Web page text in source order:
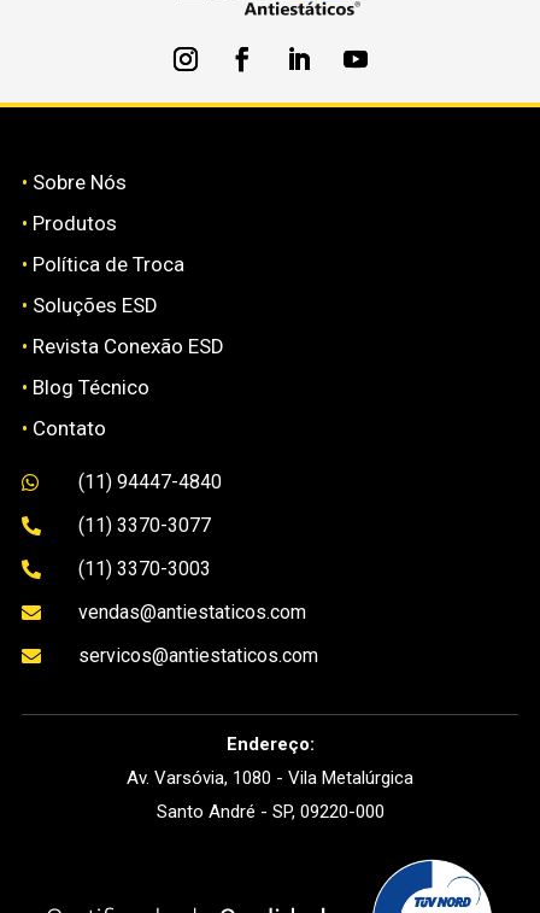
• Sobre Nós
• Produtos
• Política de Troca
• Soluções ESD
• Revista Conexão ESD
• Blog Técnico
• Contato
 (11) 94447-4840
 (11) 3370-3077
 (11) 3370-3003
 vendas@antiestaticos.com
 servicos@antiestaticos.com
Endereço:
Av. Varsóvia, 1080 - Vila Metalúrgica
Santo André - SP, 09220-000